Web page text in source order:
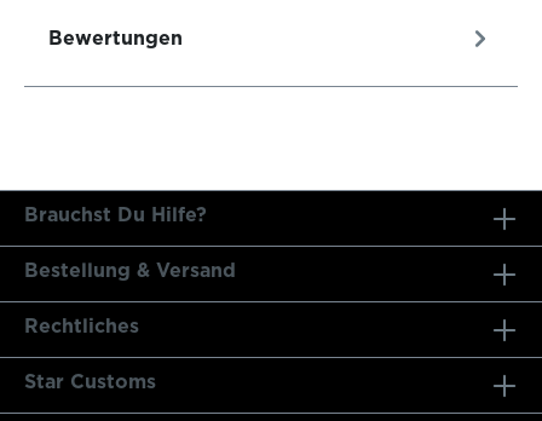
Bewertungen
Brauchst Du Hilfe?
Bestellung & Versand
Rechtliches
Star Customs